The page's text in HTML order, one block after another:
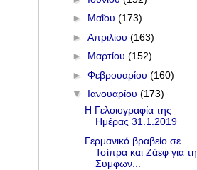
► Μαΐου (173)
► Απριλίου (163)
► Μαρτίου (152)
► Φεβρουαρίου (160)
▼ Ιανουαρίου (173)
Η Γελοιογραφία της
Ημέρας 31.1.2019
Γερμανικό βραβείο σε
Τσίπρα και Ζάεφ για τη
Συμφων...